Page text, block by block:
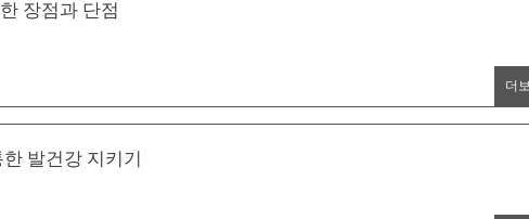
장점과 단점
더
발건강 지키기